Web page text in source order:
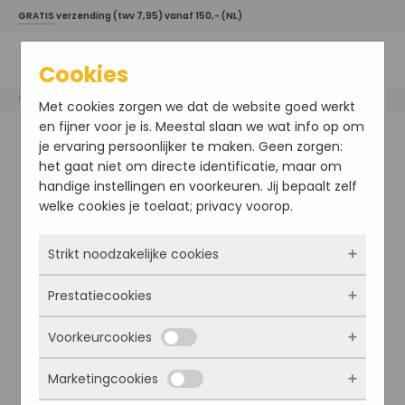
GRATIS verzending (twv 7,95) vanaf 150,- (NL)
Home / Dermaviduals / Serum met salicylzuur
Cookies
Met cookies zorgen we dat de website goed werkt
en fijner voor je is. Meestal slaan we wat info op om
je ervaring persoonlijker te maken. Geen zorgen:
het gaat niet om directe identificatie, maar om
handige instellingen en voorkeuren. Jij bepaalt zelf
welke cookies je toelaat; privacy voorop.
Strikt noodzakelijke cookies
Deze cookies zorgen ervoor dat de website
überhaupt werkt. Ze zijn dus altijd actief en
kunnen niet worden uitgezet. Meestal worden
ze alleen geplaatst als jij iets doet, zoals
inloggen, een formulier invullen of je
Prestatiecookies
Met deze cookies zien we hoe vaak onze site
bezocht wordt, waar bezoekers vandaan
komen en welke pagina’s populair zijn. Zo
Voorkeurcookies
Deze cookies onthouden jouw voorkeuren.
Marketingcookies